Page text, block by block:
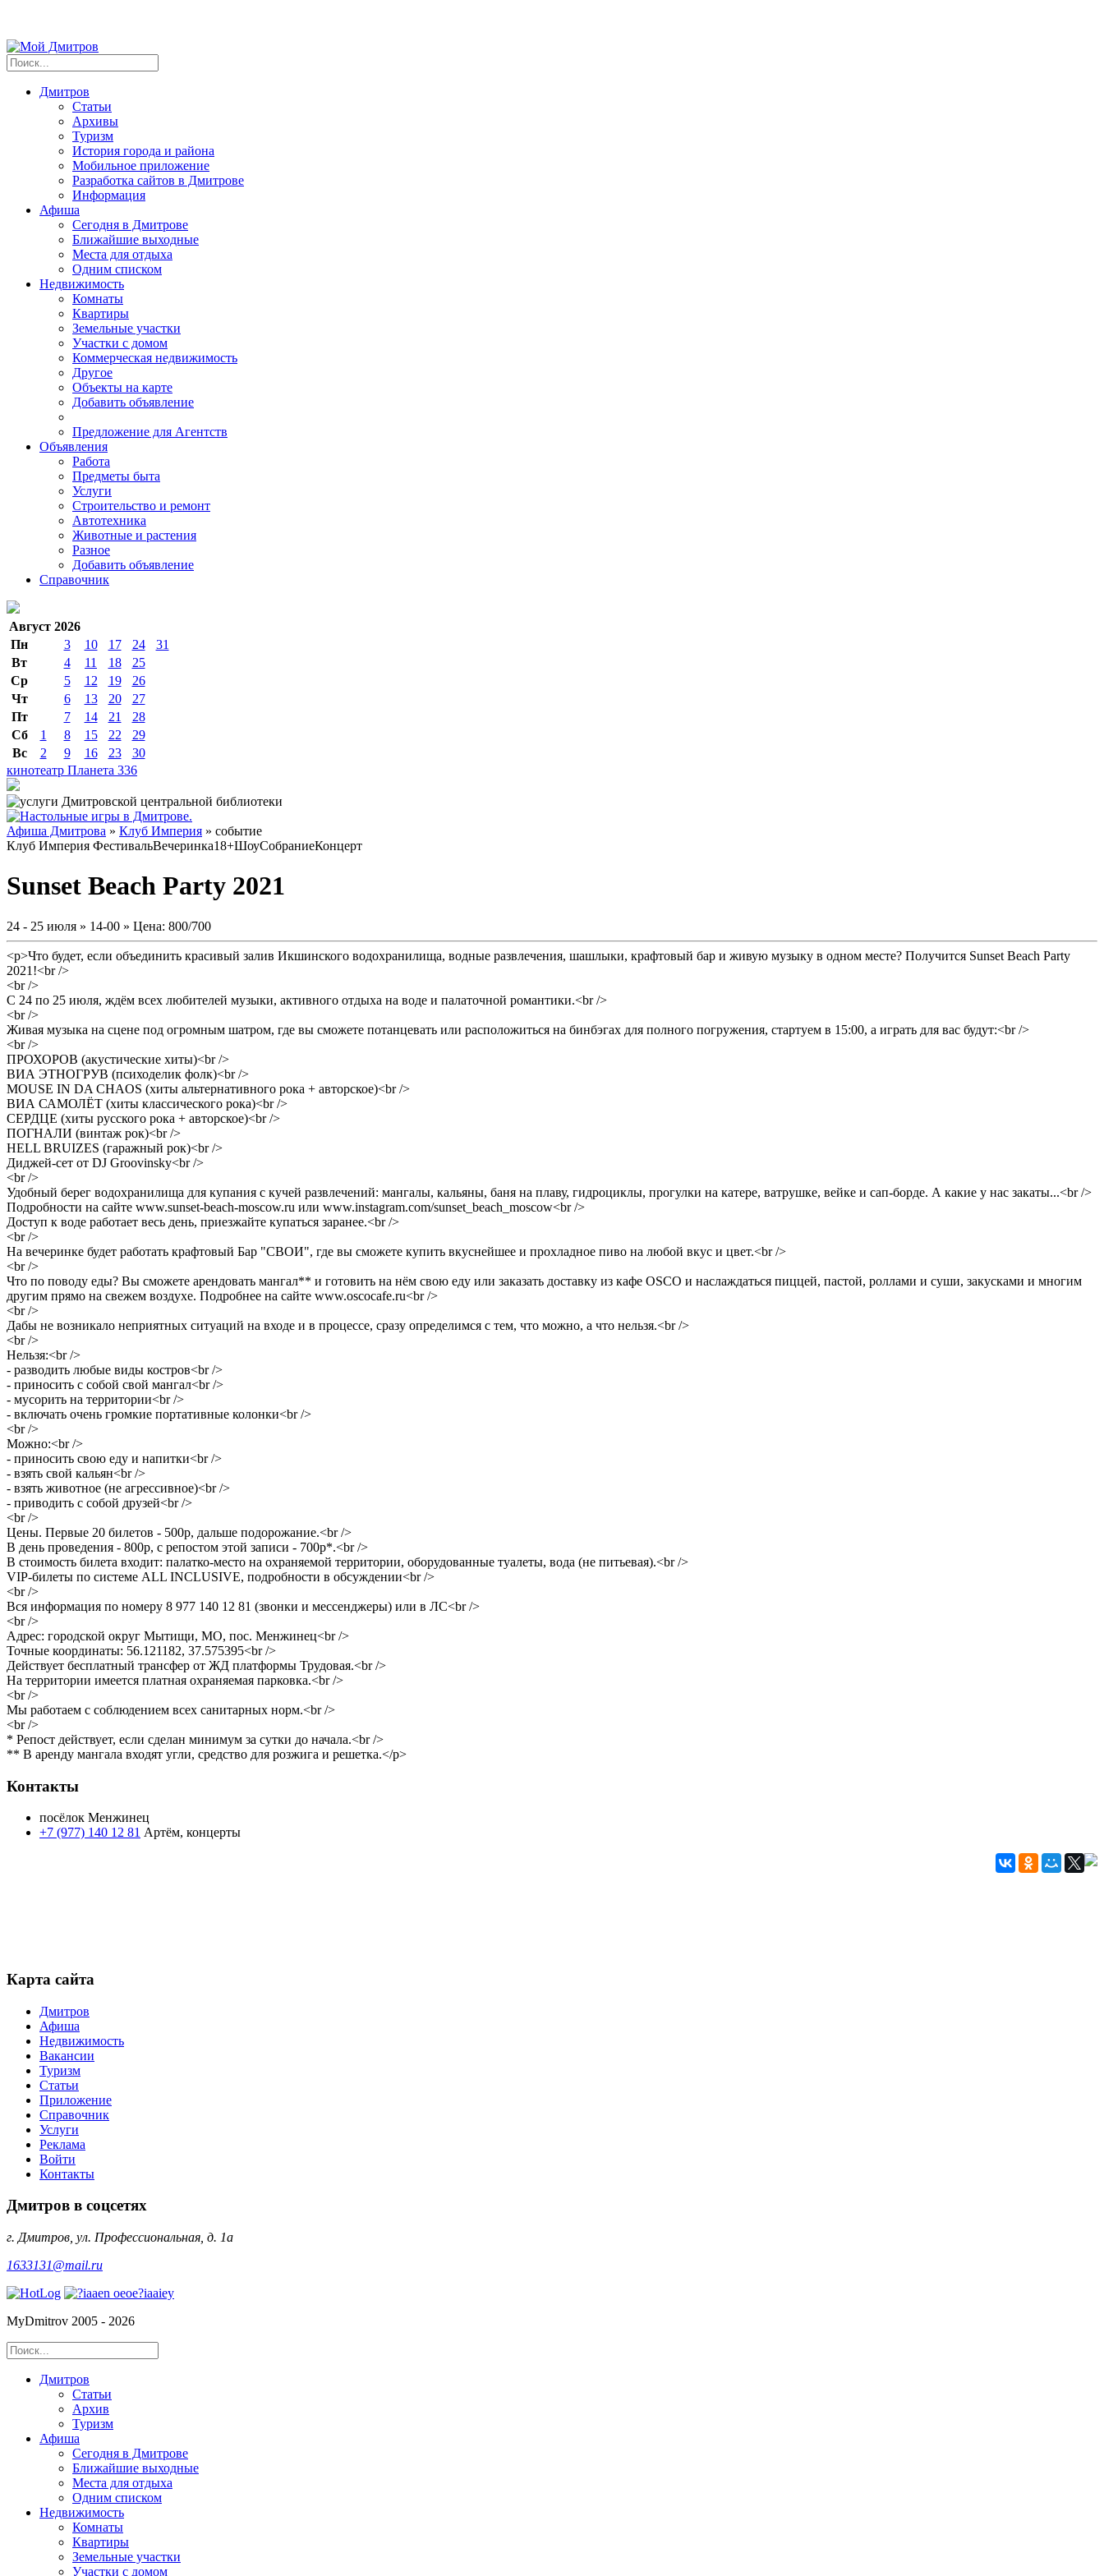
Дмитров
Статьи
Архивы
Туризм
История города и района
Мобильное приложение
Разработка сайтов в Дмитрове
Информация
Афиша
Сегодня в Дмитрове
Ближайшие выходные
Места для отдыха
Одним списком
Недвижимость
Комнаты
Квартиры
Земельные участки
Участки с домом
Коммерческая недвижимость
Другое
Объекты на карте
Добавить объявление
Предложение для Агентств
Объявления
Работа
Предметы быта
Услуги
Строительство и ремонт
Автотехника
Животные и растения
Разное
Добавить объявление
Справочник
Август 2026
Пн
3 10 17 24
31
Вт
4 11 18
25
Ср
5 12 19
26
Чт
6 13 20
27
Пт
7 14 21
28
Сб
1 8 15 22
29
Вс
2 9 16 23
30
кинотеатр Планета 336
Афиша Дмитрова » Клуб Империя » событие
Клуб Империя ФестивальВечеринка18+ШоуСобраниеКонцерт
Sunset Beach Party 2021
24 - 25 июля » 14-00 » Цена: 800/700
<p>Что будет, если объединить красивый залив Икшинского водохранилища, водные развлечения, шашлыки, крафтовый бар и живую музыку в одном месте? Получится Sunset Beach Party
2021!<br />
<br />
С 24 по 25 июля, ждём всех любителей музыки, активного отдыха на воде и палаточной романтики.<br />
<br />
Живая музыка на сцене под огромным шатром, где вы сможете потанцевать или расположиться на бинбэгах для полного погружения, стартуем в 15:00, а играть для вас будут:<br />
<br />
ПРОХОРОВ (акустические хиты)<br />
ВИА ЭТНОГРУВ (психоделик фолк)<br />
MOUSE IN DA CHAOS (хиты альтернативного рока + авторское)<br />
ВИА САМОЛЁТ (хиты классического рока)<br />
СЕРДЦЕ (хиты русского рока + авторское)<br />
ПОГНАЛИ (винтаж рок)<br />
HELL BRUIZES (гаражный рок)<br />
Диджей-сет от DJ Groovinsky<br />
<br />
Удобный берег водохранилища для купания с кучей развлечений: мангалы, кальяны, баня на плаву, гидроциклы, прогулки на катере, ватрушке, вейке и сап-борде. А какие у нас закаты...<br />
Подробности на сайте www.sunset-beach-moscow.ru или www.instagram.com/sunset_beach_moscow<br />
Доступ к воде работает весь день, приезжайте купаться заранее.<br />
<br />
На вечеринке будет работать крафтовый Бар "СВОИ", где вы сможете купить вкуснейшее и прохладное пиво на любой вкус и цвет.<br />
<br />
Что по поводу еды? Вы сможете арендовать мангал** и готовить на нём свою еду или заказать доставку из кафе OSCO и наслаждаться пиццей, пастой, роллами и суши, закусками и многим
другим прямо на свежем воздухе. Подробнее на сайте www.oscocafe.ru<br />
<br />
Дабы не возникало неприятных ситуаций на входе и в процессе, сразу определимся с тем, что можно, а что нельзя.<br />
<br />
Нельзя:<br />
- разводить любые виды костров<br />
- приносить с собой свой мангал<br />
- мусорить на территории<br />
- включать очень громкие портативные колонки<br />
<br />
Можно:<br />
- приносить свою еду и напитки<br />
- взять свой кальян<br />
- взять животное (не агрессивное)<br />
- приводить с собой друзей<br />
<br />
Цены. Первые 20 билетов - 500р, дальше подорожание.<br />
В день проведения - 800р, с репостом этой записи - 700р*.<br />
В стоимость билета входит: палатко-место на охраняемой территории, оборудованные туалеты, вода (не питьевая).<br />
VIP-билеты по системе ALL INCLUSIVE, подробности в обсуждении<br />
<br />
Вся информация по номеру 8 977 140 12 81 (звонки и мессенджеры) или в ЛС<br />
<br />
Адрес: городской округ Мытищи, МО, пос. Менжинец<br />
Точные координаты: 56.121182, 37.575395<br />
Действует бесплатный трансфер от ЖД платформы Трудовая.<br />
На территории имеется платная охраняемая парковка.<br />
<br />
Мы работаем с соблюдением всех санитарных норм.<br />
<br />
* Репост действует, если сделан минимум за сутки до начала.<br />
** В аренду мангала входят угли, средство для розжига и решетка.</p>
Контакты
посёлок Менжинец
+7 (977) 140 12 81 Артём, концерты
Карта сайта
Дмитров
Афиша
Недвижимость
Вакансии
Туризм
Статьи
Приложение
Справочник
Услуги
Реклама
Войти
Контакты
Дмитров в соцсетях
г. Дмитров, ул. Профессиональная, д. 1а
1633131@mail.ru
MyDmitrov 2005 - 2026
Дмитров
Статьи
Архив
Туризм
Афиша
Сегодня в Дмитрове
Ближайшие выходные
Места для отдыха
Одним списком
Недвижимость
Комнаты
Квартиры
Земельные участки
Участки с домом